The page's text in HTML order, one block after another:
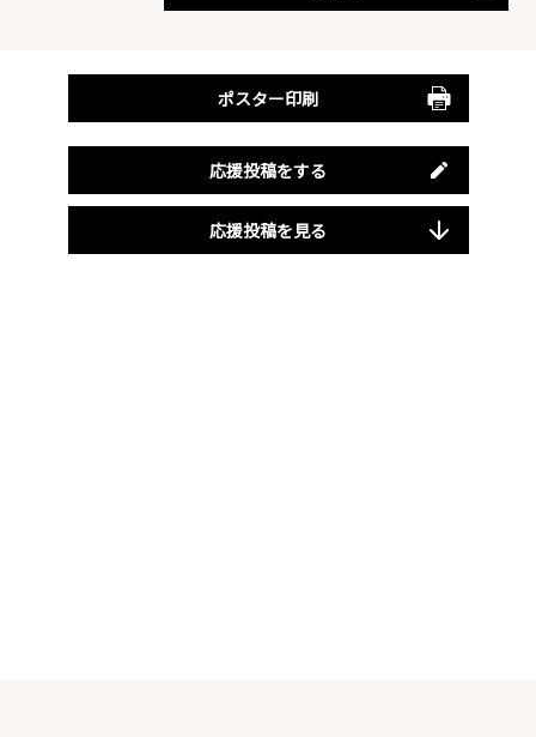
ポスター印刷
応援投稿をする
応援投稿を見る